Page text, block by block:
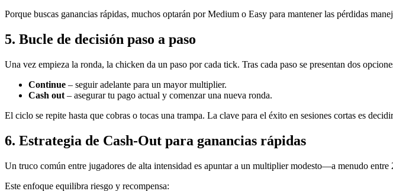
Porque buscas ganancias rápidas, muchos optarán por Medium o Easy para mantener las pérdidas
5. Bucle de decisión paso a paso
Una vez empieza la ronda, la chicken da un paso por cada tick. Tras cada paso se presentan dos
Continue – seguir adelante para un mayor multiplier.
Cash out – asegurar tu pago actual y comenzar una nueva ronda.
El ciclo se repite hasta que cobras o tocas una trampa. La clave para el éxito en sesiones cortas es
6. Estrategia de Cash‑Out para ganancias rápidas
Un truco común entre jugadores de alta intensidad es apuntar a un multiplier modesto—a menudo
Este enfoque equilibra riesgo y recompensa: